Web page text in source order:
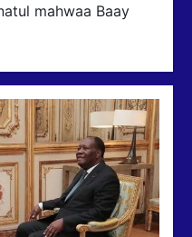
mahwaa Baay